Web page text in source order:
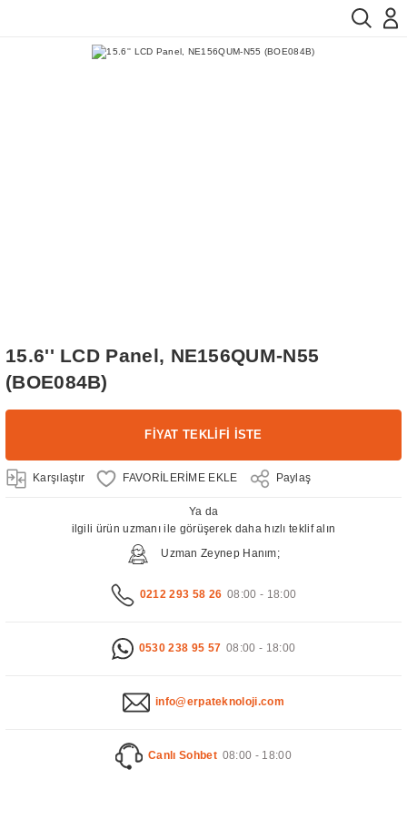
15.6'' LCD Panel, NE156QUM-N55
(BOE084B)
FİYAT TEKLİFİ İSTE
Karşılaştır Paylaş
Ya da
ilgili ürün uzmanı ile görüşerek daha hızlı teklif alın
Uzman Zeynep Hanım;
0212 293 58 26 08:00 - 18:00
0530 238 95 57 08:00 - 18:00
info@erpateknoloji.com
Canlı Sohbet 08:00 - 18:00